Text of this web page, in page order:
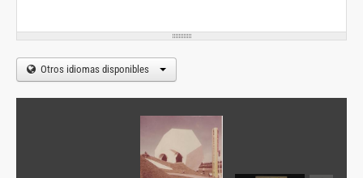
Otros idiomas disponibles